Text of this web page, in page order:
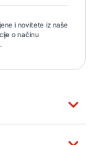
i novitete iz naše
o načinu
.